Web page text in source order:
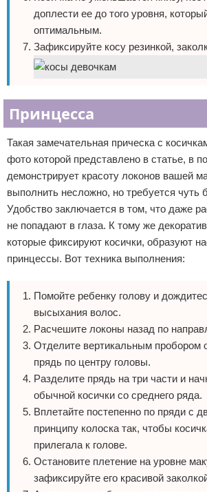
доплести ее до того уровня,
оптимальным.
Зафиксируйте косу резинкой,
Принцесса
Такая замечательная прическа с
фото которой представлено в статье, в
демонстрирует красоту локонов вашей
выполнить несложно, но требуется чуть
Удобство заключается в том, что даже
не попадают в глаза. К тому же
которые фиксируют косички, образуют
принцессы. Вот техника выполнения:
Помойте ребенку голову и
высыхания волос.
Расчешите локоны назад по
Отделите вертикальным пробором
прядь по центру головы.
Разделите прядь на три части и
обычной косички со среднего ряда.
Вплетайте постепенно по пряди с
принципу колоска так, чтобы
прилегала к голове.
Остановите плетение на уровне
зафиксируйте его красивой